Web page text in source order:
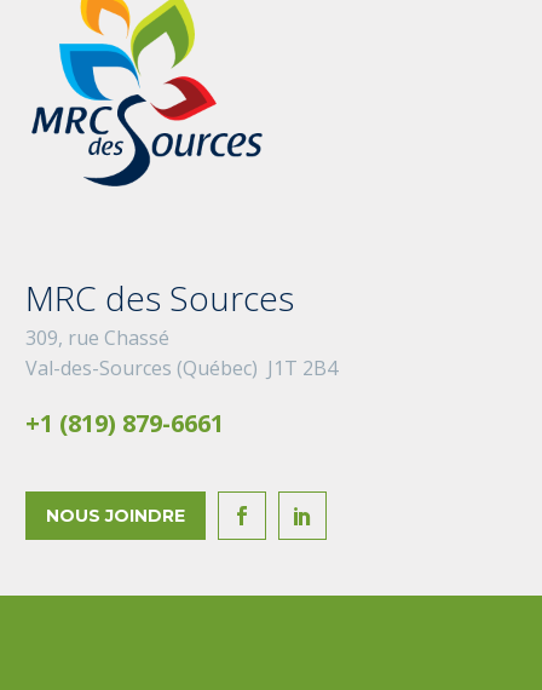
MRC des Sources
309, rue Chassé
Val-des-Sources (Québec) J1T 2B4
+1 (819) 879-6661
NOUS JOINDRE  